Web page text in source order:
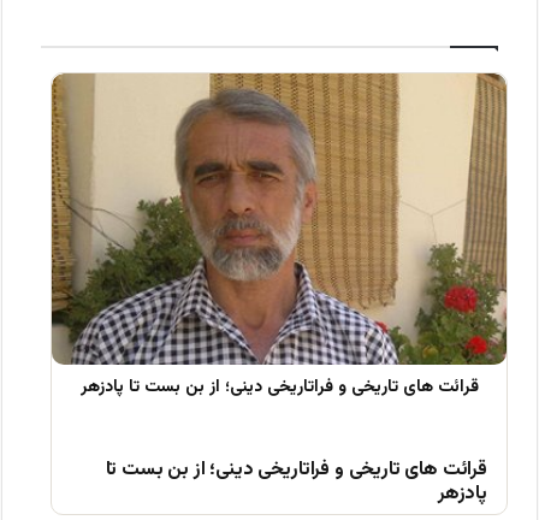
قرائت های تاریخی و فراتاریخی دینی؛ از بن بست تا
پادزهر